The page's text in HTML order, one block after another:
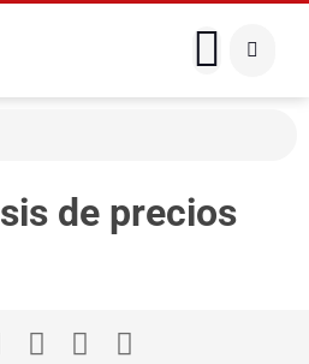
de precios